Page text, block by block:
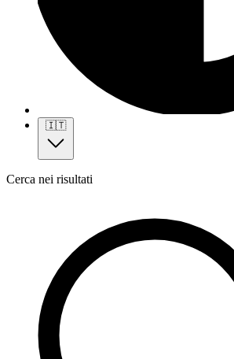
🇮🇹
Cerca nei risultati